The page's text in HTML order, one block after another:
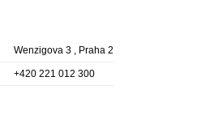
Wenzigova 3 , Praha 2
+420 221 012 300